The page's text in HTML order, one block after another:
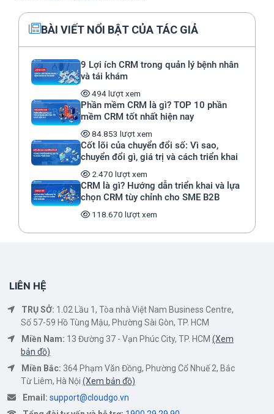
BÀI VIẾT NỔI BẬT CỦA TÁC GIẢ
9 Lợi ích CRM trong quản lý bệnh nhân
và tái khám
494 lượt xem
Phần mềm CRM là gì? TOP 10 phần
mềm CRM tốt nhất hiện nay
84.853 lượt xem
Cốt lõi của chuyển đổi số: Vì sao,
chuyển đổi gì, giá trị và cách triển khai
2.470 lượt xem
CRM là gì? Hướng dẫn triển khai và lựa
chọn CRM tùy chỉnh cho SME B2B
118.670 lượt xem
LIÊN HỆ
TRỤ SỞ: 1.02 Lầu 1, Tòa nhà Việt Nam Business Centre,
Số 57-59 Hồ Tùng Mậu, Phường Sài Gòn, TP. HCM
Miền Nam: 13 Đường 37 - Vạn Phúc City, TP. HCM (Xem
bản đồ)
Miền Bắc: 364 Phạm Văn Đồng, Phường Cổ Nhuế 2, Bắc
Từ Liêm, Hà Nội(Xem bản đồ)
Email: support@cloudgo.vn